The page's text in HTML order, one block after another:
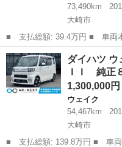
73,490km
大崎市
■ 支払総額: 39.4万円 ■ 車両本体価格： 345,000 円 ■ メーカー
名： ダイハツ ■ 車種名：
ス ＥＴＣ アイドリングス
量： 660...
宮城 大崎市 ムーヴ
ダイハツ ウ
ＩＩ 純正
1,300,000円
ウェイク
54,467km
大崎市
■ 支払総額: 139.8万円 ■ 車両本体価格： 1,300,000 円 ■ メーカ